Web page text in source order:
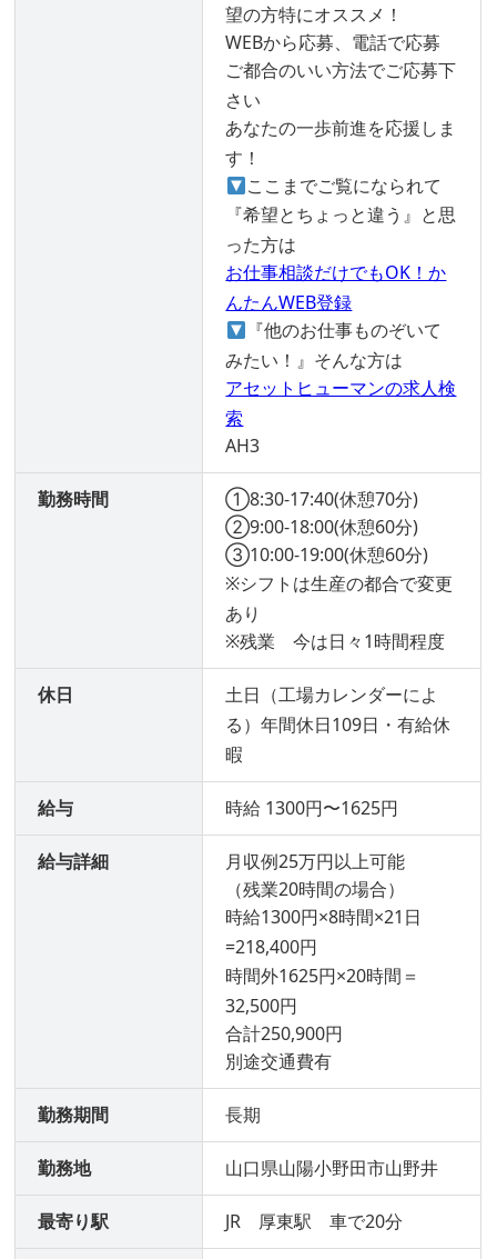
望の方特にオススメ！
WEBから応募、電話で応募
ご都合のいい方法でご応募下
さい
あなたの一歩前進を応援しま
す！
ここまでご覧になられて
『希望とちょっと違う』と思
った方は
お仕事相談だけでもOK！か
んたんWEB登録
『他のお仕事ものぞいて
みたい！』そんな方は
アセットヒューマンの求人検
索
AH3
勤務時間
①8:30-17:40(休憩70分)
②9:00-18:00(休憩60分)
③10:00-19:00(休憩60分)
※シフトは生産の都合で変更
あり
※残業 今は日々1時間程度
休日
土日（工場カレンダーによ
る）年間休日109日・有給休
暇
給与 時給 1300円〜1625円
給与詳細
月収例25万円以上可能
（残業20時間の場合）
時給1300円×8時間×21日
=218,400円
時間外1625円×20時間＝
32,500円
合計250,900円
別途交通費有
勤務期間 長期
勤務地 山口県山陽小野田市山野井
最寄り駅 JR 厚東駅 車で20分